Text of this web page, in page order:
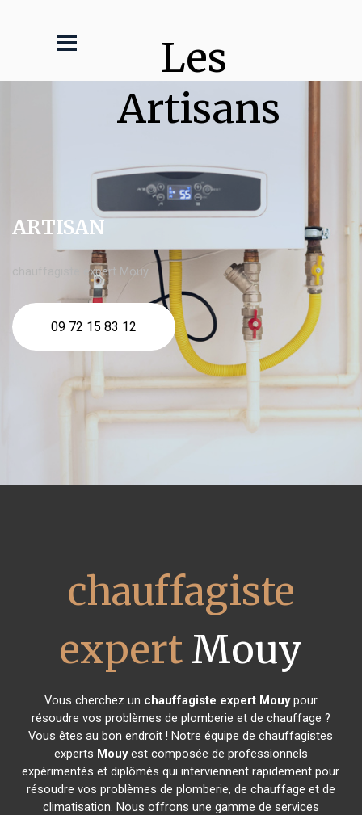
Les
Artisans
ARTISAN
chauffagiste expert Mouy
09 72 15 83 12
chauffagiste
expertMouy
Vous cherchez un chauffagiste expert Mouypour
résoudre vos problèmes de plomberie et de chauffage ?
Vous êtes au bon endroit ! Notre équipe de chauffagistes
experts Mouyest composée de professionnels
expérimentés et diplômés qui interviennent rapidement pour
résoudre vos problèmes de plomberie, de chauffage et de
climatisation. Nous offrons une gamme de services